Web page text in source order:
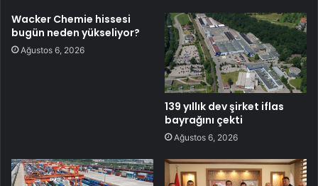
Wacker Chemie hissesi
bugün neden yükseliyor?
Ağustos 6, 2026
139 yıllık dev şirket iflas
bayrağını çekti
Ağustos 6, 2026